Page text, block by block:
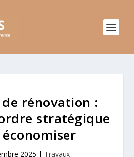
rénovation :
stratégique
2025 | Travaux